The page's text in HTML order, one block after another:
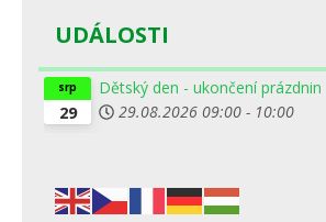
UDÁLOSTI
29
srp
Dětský den - ukončení prázdnin
29.08.2026 09:00 - 10:00